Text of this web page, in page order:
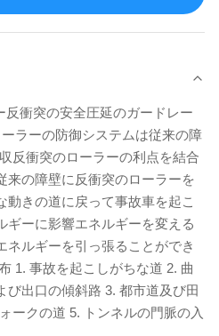
衝突の安全圧延のガードレー
ラーの防御システムは従来の障
反衝突のローラーの利点を結合
来の障壁に反衝突のローラーを
きの道に戻って事故車を起こ
ギーに影響エネルギーを変える
ネルギーを引っ張ることができ
1. 事故を起こしがちな道 2. 曲
び出口の傾斜路 3. 都市道及び田
ークの道 5. トンネルの門脈の入